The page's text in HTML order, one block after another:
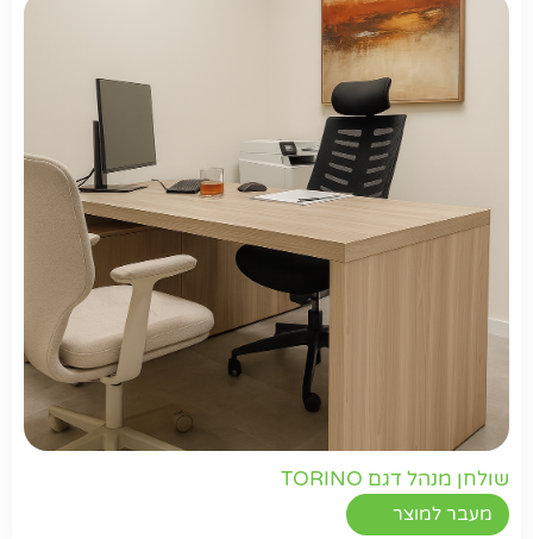
שולחן מנהל דגם TORINO
מעבר למוצר